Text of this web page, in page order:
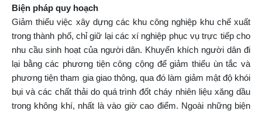
Biện pháp quy hoạch
Giảm thiểu việc xây dựng các khu công nghiệp khu chế xuất
trong thành phố, chỉ giữ lại các xí nghiệp phục vụ trực tiếp cho
nhu cầu sinh hoạt của người dân. Khuyến khích người dân đi
lại bằng các phương tiện công cộng để giảm thiểu ùn tắc và
phương tiện tham gia giao thông, qua đó làm giảm mật độ khói
bụi và các chất thải do quá trình đốt cháy nhiên liệu xăng dầu
trong không khí, nhất là vào giờ cao điểm. Ngoài những biện